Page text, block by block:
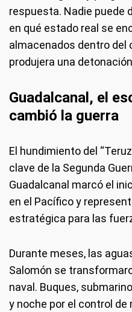
respuesta. Nadie puede
en qué estado real se
almacenados dentro del
produjera una
Guadalcanal, el
cambió la guerra
El hundimiento del
clave de la Segunda
Guadalcanal marcó el
en el Pacífico y
estratégica para las
Durante meses, las
Salomón se
naval. Buques,
y noche por el control